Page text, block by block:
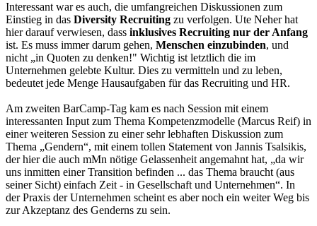
Interessant war es auch, die umfangreichen Diskussionen zum
Einstieg in das Diversity Recruiting zu verfolgen. Ute Neher hat
hier darauf verwiesen, dass inklusives Recruiting nur der Anfang
ist. Es muss immer darum gehen, Menschen einzubinden, und
nicht „in Quoten zu denken!" Wichtig ist letztlich die im
Unternehmen gelebte Kultur. Dies zu vermitteln und zu leben,
bedeutet jede Menge Hausaufgaben für das Recruiting und HR.
Am zweiten BarCamp-Tag kam es nach Session mit einem
interessanten Input zum Thema Kompetenzmodelle (Marcus Reif) in
einer weiteren Session zu einer sehr lebhaften Diskussion zum
Thema „Gendern“, mit einem tollen Statement von Jannis Tsalsikis,
der hier die auch mMn nötige Gelassenheit angemahnt hat, „da wir
uns inmitten einer Transition befinden ... das Thema braucht (aus
seiner Sicht) einfach Zeit - in Gesellschaft und Unternehmen“. In
der Praxis der Unternehmen scheint es aber noch ein weiter Weg bis
zur Akzeptanz des Genderns zu sein.